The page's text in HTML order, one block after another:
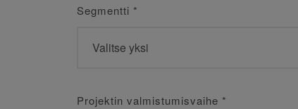
Segmentti *
Projektin valmistumisvaihe *